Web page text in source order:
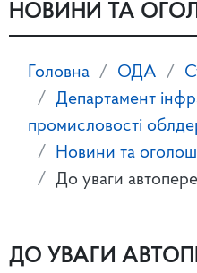
НОВИНИ ТА
Головна ОДА
Департамент
промисловості
Новини та
До уваги
ДО УВАГИ